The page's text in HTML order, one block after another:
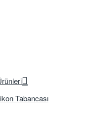
Tabancası